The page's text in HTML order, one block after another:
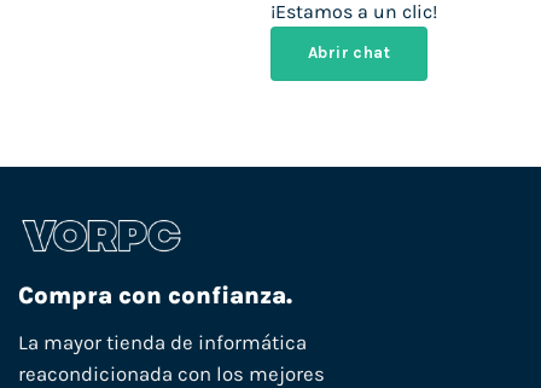
¡Estamos a un clic!
Abrir chat
Compra con confianza.
La mayor tienda de informática
reacondicionada con los mejores